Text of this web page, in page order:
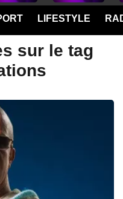
LIFESTYLE
sur le tag